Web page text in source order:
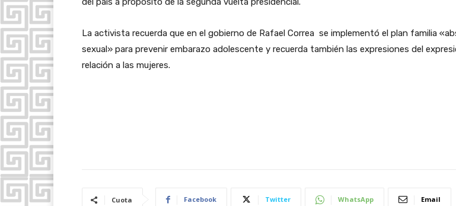
La activista recuerda que en el gobierno de Rafael Correa se implementó el plan familia
sexual» para prevenir embarazo adolescente y recuerda también las expresiones del
relación a las mujeres.
Cuota Facebook Twitter WhatsApp Email